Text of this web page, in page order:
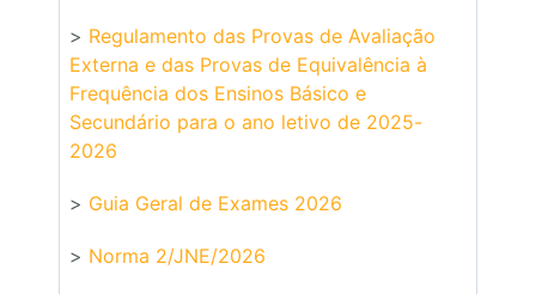
> Regulamento das Provas de Avaliação
Externa e das Provas de Equivalência à
Frequência dos Ensinos Básico e
Secundário para o ano letivo de 2025-
2026
> Guia Geral de Exames 2026
> Norma 2/JNE/2026